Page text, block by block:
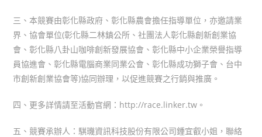
三、本競賽由彰化縣政府、彰化縣農會擔任指導單位，亦邀請業
界、協會單位(彰化縣二林鎮公所、社團法人彰化縣創新創業協
會、彰化縣八卦山咖啡創新發展協會、彰化縣中小企業榮譽指導
員協進會、彰化縣電腦商業同業公會、彰化縣成功獅子會、台中
市創新創業協會等)協同辦理，以促進競賽之行銷與推廣。
四、更多詳情請至活動官網：http://race.linker.tw。
五、競賽承辦人：騏璣資訊科技股份有限公司鍾宜叡小姐，聯絡